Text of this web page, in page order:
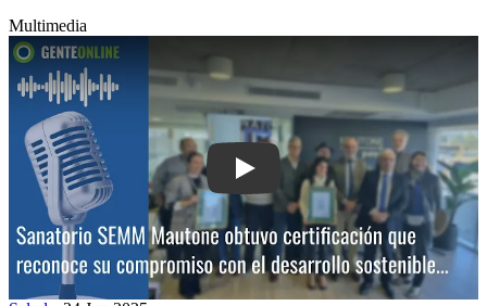
Multimedia
Play: Sanatorio SEMM Mautone